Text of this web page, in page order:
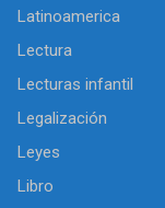
Latinoamerica
Lectura
Lecturas infantil
Legalización
Leyes
Libro